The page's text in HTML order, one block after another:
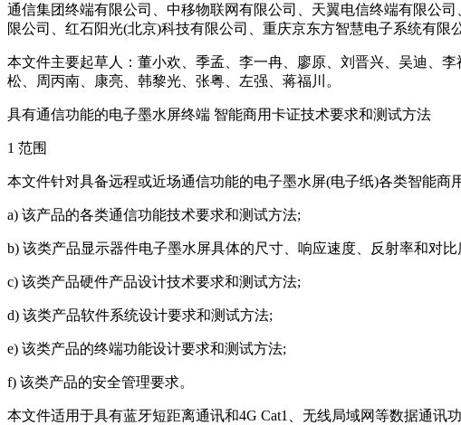
通信集团终端有限公司、中移物联网有限公司、天翼电信终端有限公
限公司、红石阳光(北京)科技有限公司、重庆京东方智慧电子系统有限
本文件主要起草人：董小欢、季孟、李一冉、廖原、刘晋兴、吴迪、
松、周丙南、康亮、韩黎光、张粤、左强、蒋福川。
具有通信功能的电子墨水屏终端 智能商用卡证技术要求和测试方法
1 范围
本文件针对具备远程或近场通信功能的电子墨水屏(电子纸)各类智能商
a) 该产品的各类通信功能技术要求和测试方法;
b) 该类产品显示器件电子墨水屏具体的尺寸、响应速度、反射率和对比
c) 该类产品硬件产品设计技术要求和测试方法;
d) 该类产品软件系统设计要求和测试方法;
e) 该类产品的终端功能设计要求和测试方法;
f) 该类产品的安全管理要求。
本文件适用于具有蓝牙短距离通讯和4G Cat1、无线局域网等数据通讯